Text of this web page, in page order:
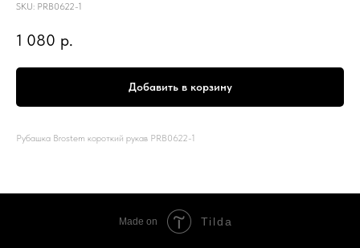
SKU: PRB0622-1
1 080 р.
Добавить в корзину
Рубашка Brostem короткий рукав PRB0622-1
Made on Tilda